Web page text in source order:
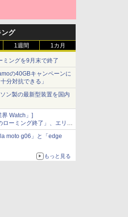
ング
1週間 1カ月
ミングを9月末で終了
の40GBキャンペーンに
分対抗できる」
ン製の最新型装置を国内
界 Watch」]
ローミング終了」、エリア
天モバイルの課題
moto g06」と「edge
もっと見る